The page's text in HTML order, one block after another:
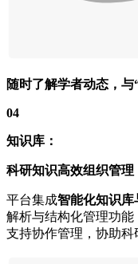
随时了解学者动态，
04
知识库：
科研知识高效组织管理
平台集成智能化知识库
解析与结构化管理功
支持协作管理，协助科